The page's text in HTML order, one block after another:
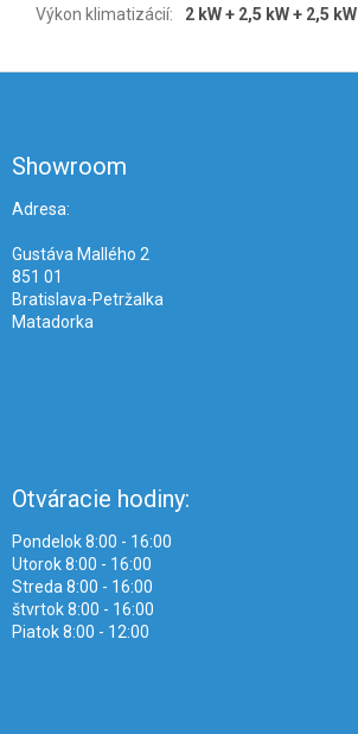
Výkon klimatizácií: 2 kW + 2,5 kW + 2,5 kW
Showroom
Adresa:
Gustáva Mallého 2
851 01
Bratislava-Petržalka
Matadorka
Otváracie hodiny:
Pondelok 8:00 - 16:00
Utorok 8:00 - 16:00
Streda 8:00 - 16:00
štvrtok 8:00 - 16:00
Piatok 8:00 - 12:00